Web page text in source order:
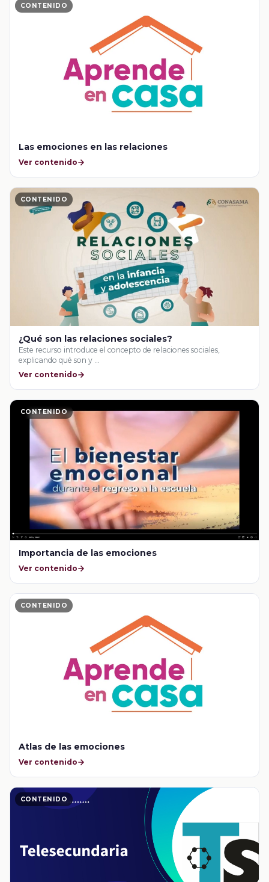
CONTENIDO
Las emociones en las relaciones
Ver contenido
CONTENIDO
¿Qué son las relaciones sociales?
Este recurso introduce el concepto de relaciones sociales,
explicando qué son y …
Ver contenido
CONTENIDO
Importancia de las emociones
Ver contenido
CONTENIDO
Atlas de las emociones
Ver contenido
CONTENIDO